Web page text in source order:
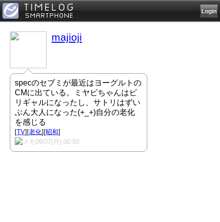
Login
majioji
specのセブミが最近はヨーグルトの
CMに出ている。ミヤビちゃんはビ
リギャルになったし、サトリはずい
ぶん大人になった(+_+)自分の老化
を感じる
[TV][老化][昭和]
09/07(月) 00:50